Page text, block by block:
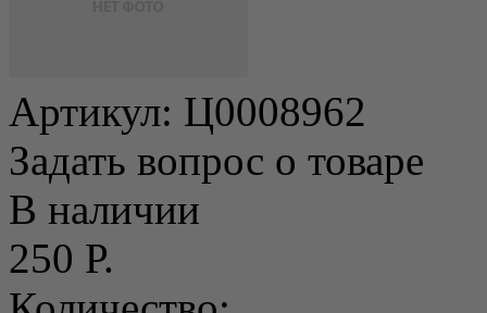
Артикул: Ц0008962
Задать вопрос о товаре
В наличии
250 Р.